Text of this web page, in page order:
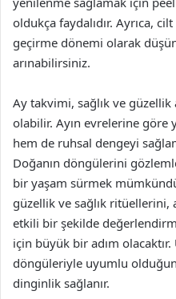
oldukça faydalıdır. Ayrıca,
geçirme dönemi olarak
arınabilirsiniz.
Ay takvimi, sağlık ve güzellik
olabilir. Ayın evrelerine göre
hem de ruhsal dengeyi
Doğanın döngülerini
bir yaşam sürmek
güzellik ve sağlık ritüellerini,
etkili bir şekilde
için büyük bir adım
döngüleriyle uyumlu
dinginlik sağlanır.